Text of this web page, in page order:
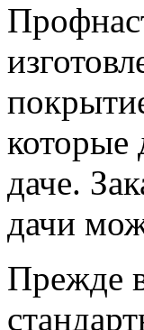
которые
даче.
дачи
Прежде